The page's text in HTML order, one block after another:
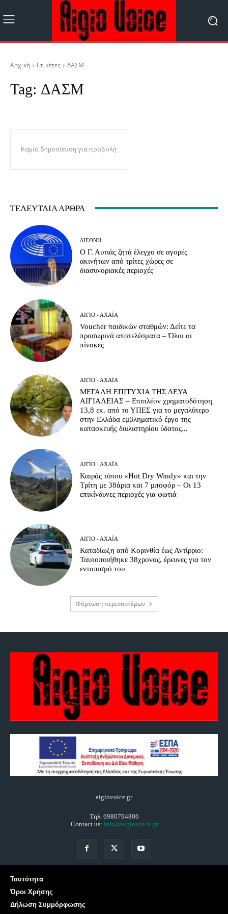
Αρχική Ετικέτες ΔΑΣΜ
Tag: ΔΑΣΜ
Καμία δημοσίευση για προβολή
ΤΕΛΕΥΤΑΊΑ ΆΡΘΡΑ
ΔΙΕΘΝΉ
Ο Γ. Αυτιάς ζητά έλεγχο σε αγορές
ακινήτων από τρίτες χώρες σε
διασυνοριακές περιοχές
ΑΊΓΙΟ - ΑΧΑΪ́Α
Voucher παιδικών σταθμών: Δείτε τα
προσωρινά αποτελέσματα – Όλοι οι
πίνακες
ΑΊΓΙΟ - ΑΧΑΪ́Α
ΜΕΓΑΛΗ ΕΠΙΤΥΧΙΑ ΤΗΣ ΔΕΥΑ
ΑΙΓΙΑΛΕΙΑΣ – Επιπλέον χρηματοδότηση
13,8 εκ. από το ΥΠΕΣ για το μεγαλύτερο
στην Ελλάδα εμβληματικό έργο της
κατασκευής διυλιστηρίου ύδατος...
ΑΊΓΙΟ - ΑΧΑΪ́Α
Καιρός τύπου «Hot Dry Windy» και την
Τρίτη με 38άρια και 7 μποφόρ – Οι 13
επικίνδυνες περιοχές για φωτιά
ΑΊΓΙΟ - ΑΧΑΪ́Α
Καταδίωξη από Κορινθία έως Αντίρριο:
Ταυτοποιήθηκε 38χρονος, έρευνες για τον
εντοπισμό του
Φόρτωση περισσοτέρων
aigiovoice.gr
Τηλ. 6980794806
Contact us: info@aigiovoice.gr
Ταυτότητα
Όροι Χρήσης
Δήλωση Συμμόρφωσης